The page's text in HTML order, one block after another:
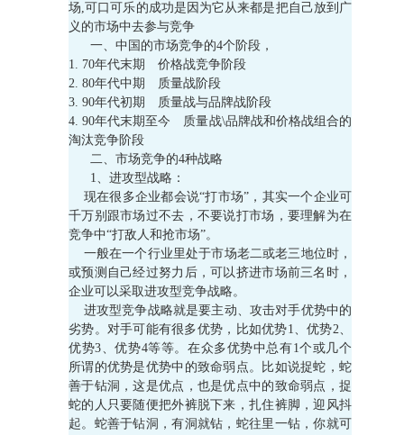
场,可口可乐的成功是因为它从来都是把自己放到广
义的市场中去参与竞争
一、中国的市场竞争的4个阶段，
1. 70年代末期 价格战竞争阶段
2. 80年代中期 质量战阶段
3. 90年代初期 质量战与品牌战阶段
4. 90年代末期至今 质量战\品牌战和价格战组合的
淘汰竞争阶段
二、市场竞争的4种战略
1、进攻型战略：
现在很多企业都会说“打市场”，其实一个企业可
千万别跟市场过不去，不要说打市场，要理解为在
竞争中“打敌人和抢市场”。
一般在一个行业里处于市场老二或老三地位时，
或预测自己经过努力后，可以挤进市场前三名时，
企业可以采取进攻型竞争战略。
进攻型竞争战略就是要主动、攻击对手优势中的
劣势。对手可能有很多优势，比如优势1、优势2、
优势3、优势4等等。在众多优势中总有1个或几个
所谓的优势是优势中的致命弱点。比如说捉蛇，蛇
善于钻洞，这是优点，也是优点中的致命弱点，捉
蛇的人只要随便把外裤脱下来，扎住裤脚，迎风抖
起。蛇善于钻洞，有洞就钻，蛇往里一钻，你就可